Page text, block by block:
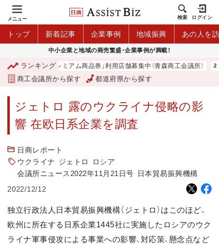
メニュー 検索 ログイン
トップ 新着記事 企業事例 地域振興 あの人を
中小企業と地域の商売繁盛・企業事例が満載！
ランキング
「青森市プレミアム商品券」利用店舗募集中（青森商工会議所）
商工会議所から探す 都道府県から探す
ジェトロ 露のウクライナ侵略の影
響 在欧日系企業を調査
日商レポート
ウクライナ ジェトロ
ロシア
会議所ニュース2022年11月21日号 日本貿易振興機構
2022/12/12
独立行政法人日本貿易振興機構（ジェトロ）はこのほど、
欧州に所在する日系企業1445社に実施したロシアのウク
ライナ軍事侵攻による事業への影響、対応策、懸念点など